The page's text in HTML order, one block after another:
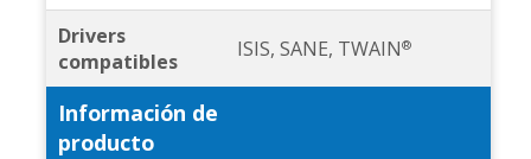
Drivers
compatibles
ISIS, SANE, TWAIN®
Información de
producto